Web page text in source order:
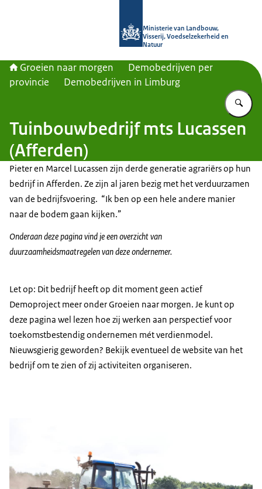
Ministerie van Landbouw,
Visserij, Voedselzekerheid en
Natuur
Groeien naar morgen
Demobedrijven per
provincie
Demobedrijven in Limburg
Tuinbouwbedrijf mts Lucassen
(Afferden)
Pieter en Marcel Lucassen zijn derde generatie agrariërs op hun
bedrijf in Afferden. Ze zijn al jaren bezig met het verduurzamen
van de bedrijfsvoering. “Ik ben op een hele andere manier
naar de bodem gaan kijken.”
Onderaan deze pagina vind je een overzicht van
duurzaamheidsmaatregelen van deze ondernemer.
Let op: Dit bedrijf heeft op dit moment geen actief
Demoproject meer onder Groeien naar morgen. Je kunt op
deze pagina wel lezen hoe zij werken aan perspectief voor
toekomstbestendig ondernemen mét verdienmodel.
Nieuwsgierig geworden? Bekijk eventueel de website van het
bedrijf om te zien of zij activiteiten organiseren.